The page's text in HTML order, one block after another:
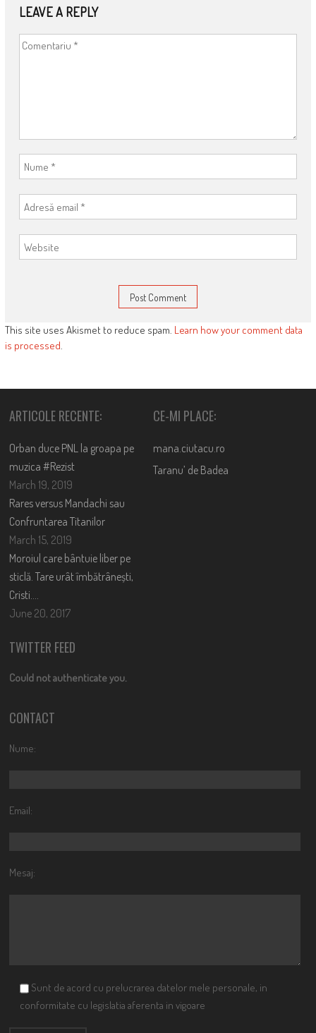
LEAVE A REPLY
This site uses Akismet to reduce spam. Learn how your comment data
is processed.
ARTICOLE RECENTE:
Orban duce PNL la groapa pe
muzica #Rezist
March 19, 2019
Rares versus Mandachi sau
Confruntarea Titanilor
March 15, 2019
Moroiul care bântuie liber pe
sticlă. Tare urât îmbătrânești,
Cristi….
June 20, 2017
CE-MI PLACE:
mana.ciutacu.ro
Taranu’ de Badea
TWITTER FEED
Could not authenticate you.
CONTACT
Nume:
Email:
Mesaj:
Sunt de acord cu prelucrarea datelor mele personale, in
conformitate cu legislatia aferenta in vigoare